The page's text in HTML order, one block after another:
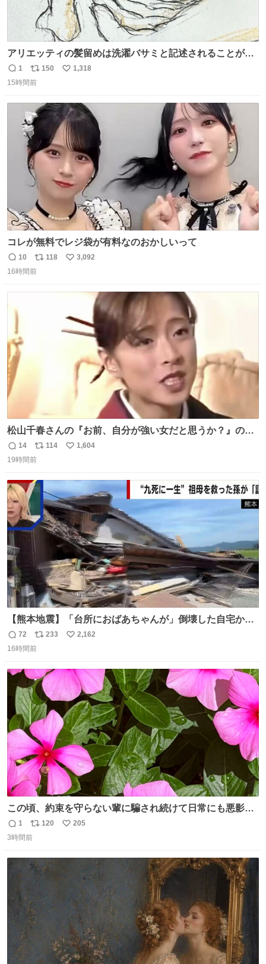
アリエッティの髪留めは洗濯バサミと記述されることが多
いですが、もっと小さいプラスチックのクリップです。 バ
ネは使いやすいように強度を調整してあるはず。
返
信
1
リ
ポ
ト
数
150
い
数
1,318
15時間前
コレが無料でレジ袋が有料なのおかしいって
返
信
10
リ
ポ
118
い
3,092
16時間前
松山千春さんの『お前、自分が強い女だと思うか？』の一
言で… 中森明菜さんが思わず本音をこぼす瞬間😭
返
信
14
リ
ポ
ト
114
い
数
1,604
19時間前
【熊本地震】「台所におばあちゃんが」倒壊した自宅から
孫が救出 地震発生時、台所で夕食の準備をしていた祖母の
「助けて」という声。祖母を背負い、助け出した孫が「命
返
信
72
リ
ポ
ト
数
233
い
数
2,162
16時間前
この頃、約束を守らない輩に騙され続けて日常にも悪影響
が出てきて仕事も出来ずでストレスマックス。 解決には断
ち切るのみ。 そんな時に美しい光景は救いの刻です。 人様
気もない。 実直に生きる！ 今日も嘘に負けずに頑張りま
す。 #LUNE #約束
返
信
1
リ
ポ
ト
120
い
205
3時間前